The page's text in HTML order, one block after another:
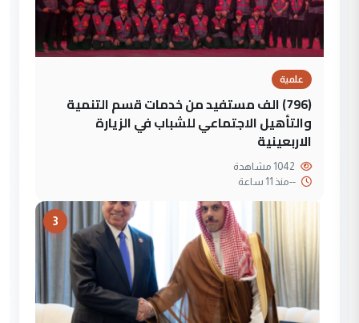
علمية
(796) الف مستفيد من خدمات قسم التنمية
والتأهيل الاجتماعي للشباب في الزيارة
الاربعينية
--منذ 11 ساعة
3